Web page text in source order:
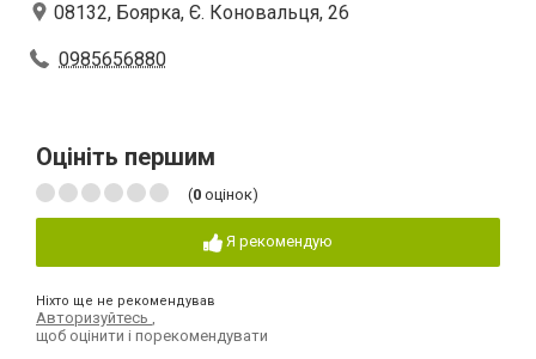
08132, Боярка, Є. Коновальця, 26
0985656880
Оцініть першим
(0 оцінок)
Я рекомендую
Ніхто ще не рекомендував
Авторизуйтесь
щоб оцінити і порекомендувати